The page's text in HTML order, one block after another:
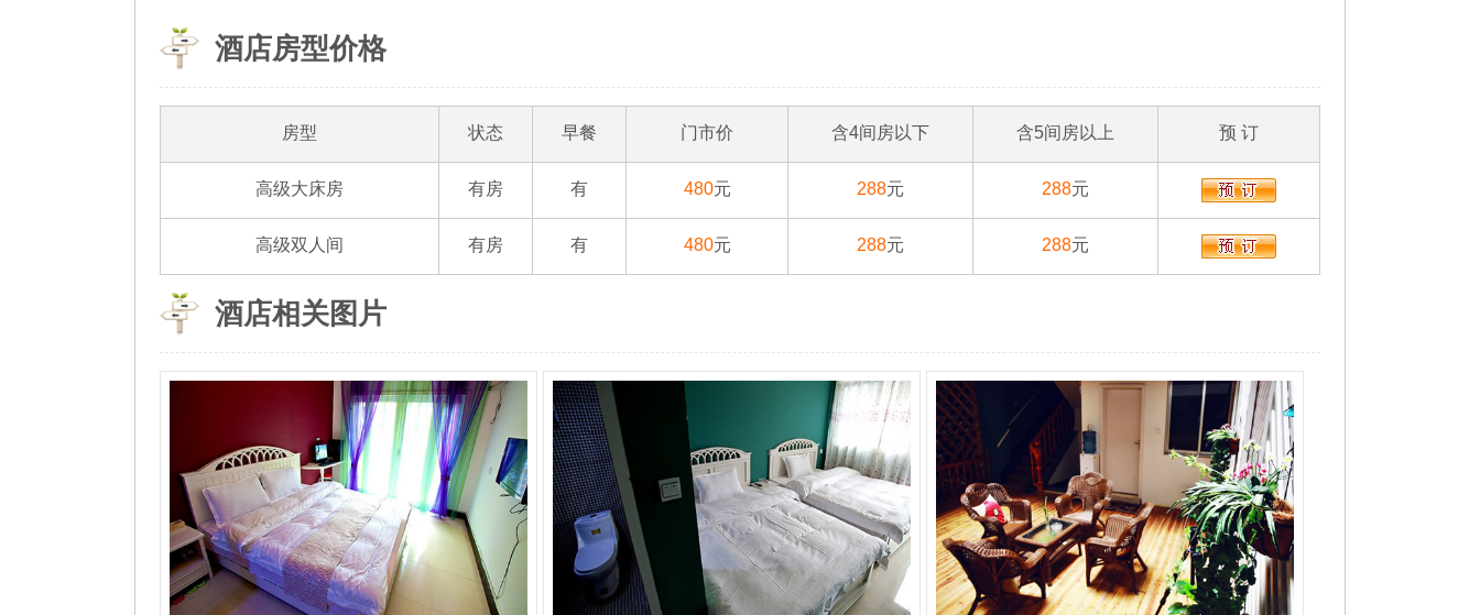
酒店房型价格
房型 状态 早餐 门市价 含4间房以下 含5间房以上 预 订
高级大床房 有房 有 480元 288元 288元
高级双人间 有房 有 480元 288元 288元
酒店相关图片